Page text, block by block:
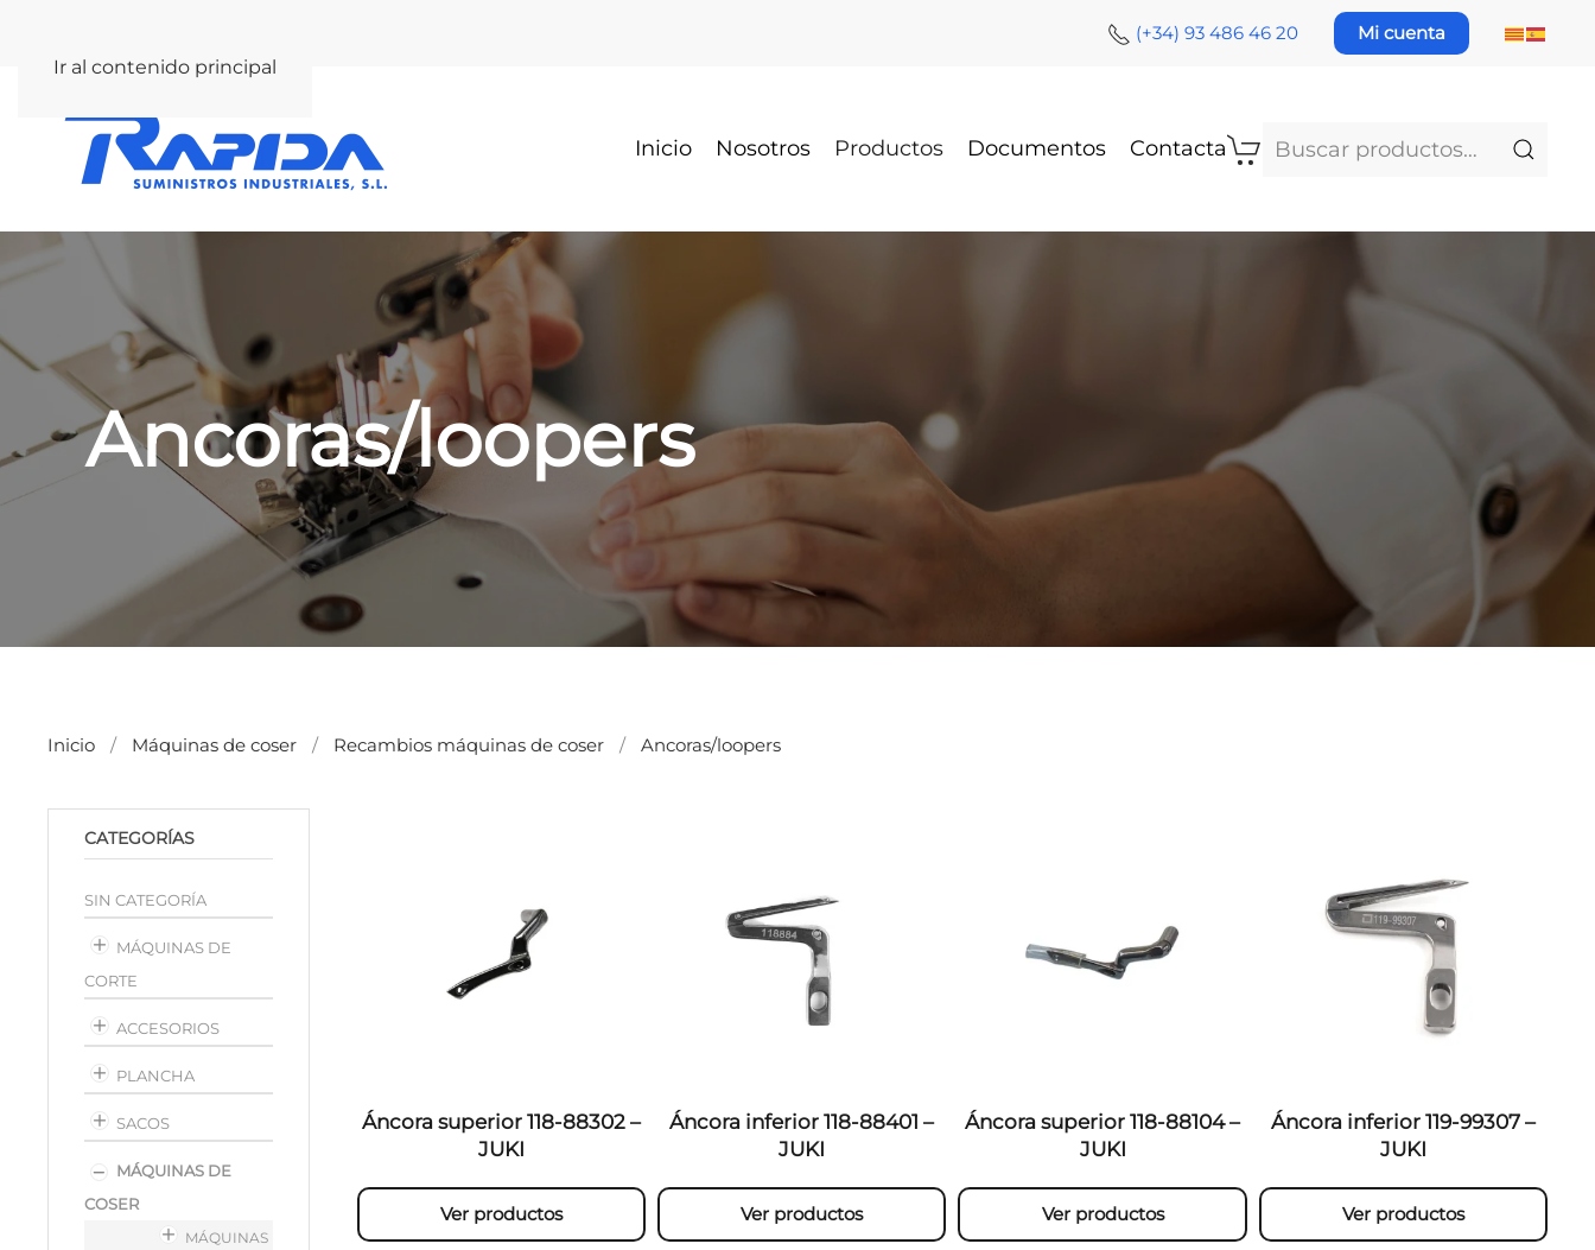
Ir al contenido principal
(+34) 93 486 46 20 Mi cuenta
Inicio Nosotros Productos Documentos Contacta
Buscar
Ancoras/loopers
Inicio Máquinas de coser Recambios máquinas de coser Ancoras/loopers
CATEGORÍAS
SIN CATEGORÍA
MÁQUINAS DE
CORTE
ACCESORIOS
PLANCHA
SACOS
MÁQUINAS DE
COSER
MÁQUINAS
Áncora superior 118-88302 –
JUKI
Ver productos
Áncora inferior 118-88401 –
JUKI
Ver productos
Áncora superior 118-88104 –
JUKI
Ver productos
Áncora inferior 119-99307 –
JUKI
Ver productos